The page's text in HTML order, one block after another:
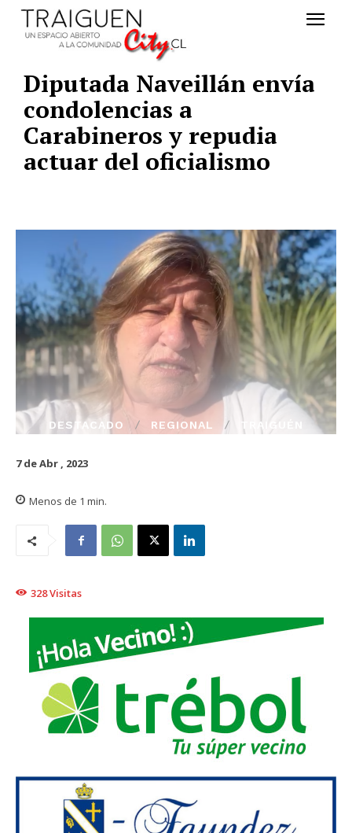
Diputada Naveillán envía
condolencias a
Carabineros y repudia
actuar del oficialismo
DESTACADO REGIONAL TRAIGUÉN
7 de Abr , 2023
Menos de 1 min.
328Visitas